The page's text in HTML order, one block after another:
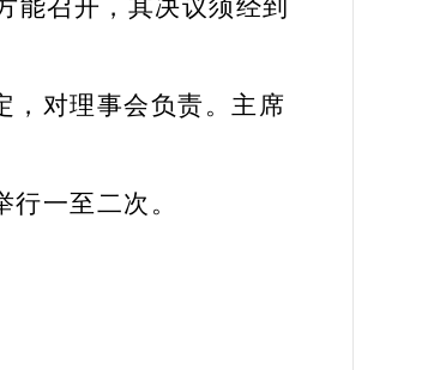
能召开，其决议须经到
，对理事会负责。主席
一至二次。